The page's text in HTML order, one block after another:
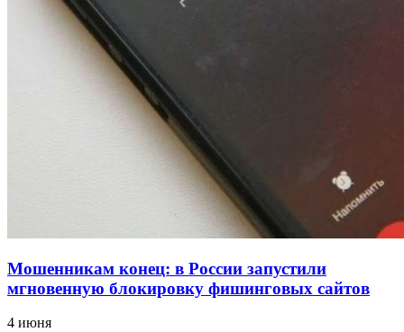
парке прошёл фестиваль „Арбузный переполох“
Волгоградские компании нарастили экспорт:
заключены контракты на 3,6 млн долларов
Мошенникам конец: в России запустили
мгновенную блокировку фишинговых сайтов
4 июня